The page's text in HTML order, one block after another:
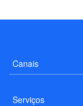
Canais
Serviços